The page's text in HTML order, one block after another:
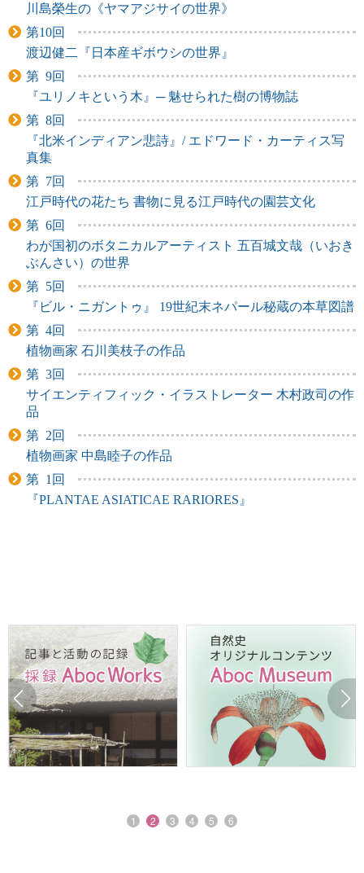
川島榮生の《ヤマアジサイの世界》
第10回
渡辺健二『日本産ギボウシの世界』
第 9回
『ユリノキという木』─ 魅せられた樹の博物誌
第 8回
『北米インディアン悲詩』/ エドワード・カーティス写
真集
第 7回
江戸時代の花たち 書物に見る江戸時代の園芸文化
第 6回
わが国初のボタニカルアーティスト 五百城文哉（いおき
ぶんさい）の世界
第 5回
『ビル・ニガントゥ』 19世紀末ネパール秘蔵の本草図譜
第 4回
植物画家 石川美枝子の作品
第 3回
サイエンティフィック・イラストレーター 木村政司の作
品
第 2回
植物画家 中島睦子の作品
第 1回
『PLANTAE ASIATICAE RARIORES』
1 2 3 4 5 6